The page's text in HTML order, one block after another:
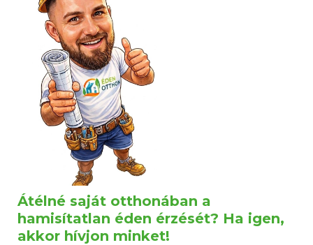
Átélné saját otthonában a
hamisítatlan éden érzését? Ha igen,
akkor hívjon minket!